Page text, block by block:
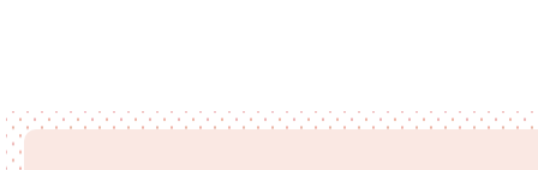
・個人を識別できない形で統計データ